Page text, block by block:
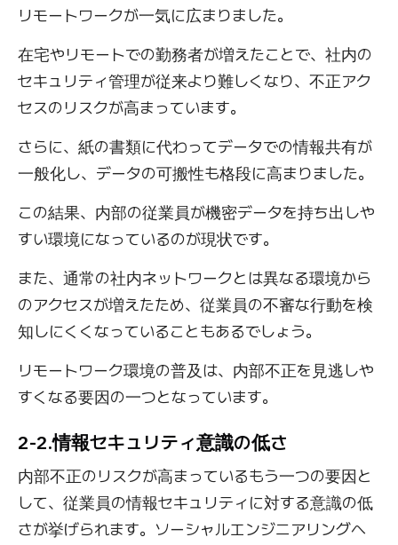
リモートワークが一気に広まりました。
在宅やリモートでの勤務者が増えたことで、社内の
セキュリティ管理が従来より難しくなり、不正アク
セスのリスクが高まっています。
さらに、紙の書類に代わってデータでの情報共有が
一般化し、データの可搬性も格段に高まりました。
この結果、内部の従業員が機密データを持ち出しや
すい環境になっているのが現状です。
また、通常の社内ネットワークとは異なる環境から
のアクセスが増えたため、従業員の不審な行動を検
知しにくくなっていることもあるでしょう。
リモートワーク環境の普及は、内部不正を見逃しや
すくなる要因の一つとなっています。
2-2.情報セキュリティ意識の低さ
内部不正のリスクが高まっているもう一つの要因と
して、従業員の情報セキュリティに対する意識の低
さが挙げられます。ソーシャルエンジニアリングへ